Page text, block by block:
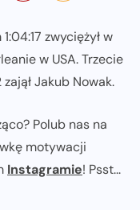
zwyciężył w
w USA. Trzecie
Jakub Nowak.
Polub nas na
motywacji
Instagramie! Psst...